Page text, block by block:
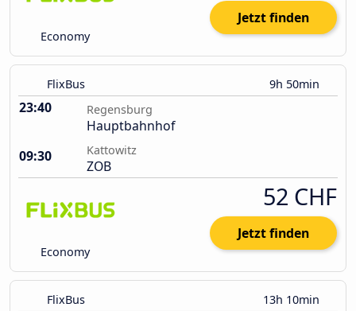
Economy
Jetzt finden
FlixBus 9h 50min
23:40 Regensburg
Hauptbahnhof
09:30
Kattowitz
ZOB
Economy
52 CHF
Jetzt finden
FlixBus 13h 10min